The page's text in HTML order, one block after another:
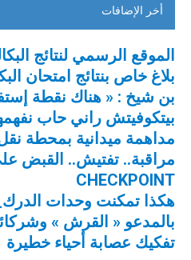
أخر الإضافات
الموقع الرسمي لنتائج
بلاغ خاص بنتائج امتحان
بن شيخ : « هناك نقطة
بيتكوفيتش راني حاب
مداهمة ميدانية بمحطة
مراقبة.. تفتيش.. القبض
CHECKPOINT
هكذا تمكنت وحدات
بالمدعو « القرش »
تفكيك عصابة أحياء خطيرة